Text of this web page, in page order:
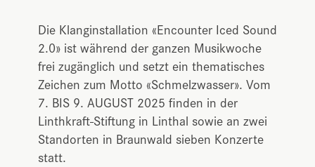
Die Klanginstallation «Encounter Iced Sound
2.0» ist während der ganzen Musikwoche
frei zugänglich und setzt ein thematisches
Zeichen zum Motto «Schmelzwasser». Vom
7. BIS 9. AUGUST 2025 finden in der
Linthkraft-Stiftung in Linthal sowie an zwei
Standorten in Braunwald sieben Konzerte
statt.